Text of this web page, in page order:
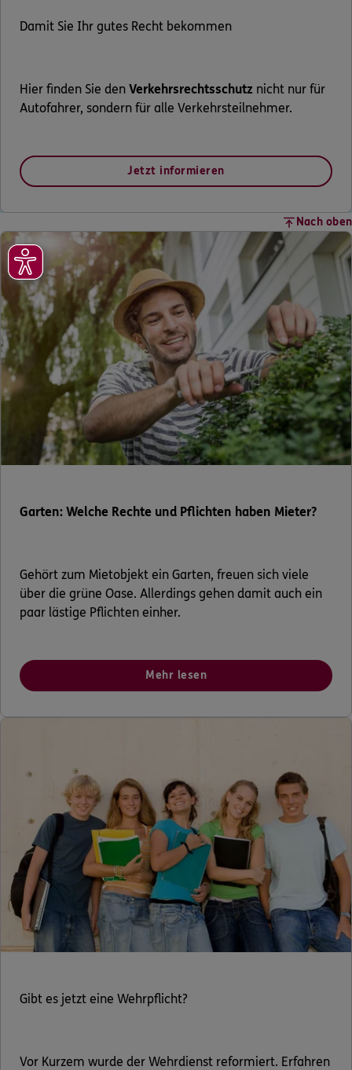
Damit Sie Ihr gutes Recht bekommen
Hier finden Sie den Verkehrsrechtsschutz nicht nur für
Autofahrer, sondern für alle Verkehrsteilnehmer.
Jetzt informieren
Nach oben
Garten: Welche Rechte und Pflichten haben Mieter?
Gehört zum Mietobjekt ein Garten, freuen sich viele
über die grüne Oase. Allerdings gehen damit auch ein
paar lästige Pflichten einher.
Mehr lesen
Gibt es jetzt eine Wehrpflicht?
Vor Kurzem wurde der Wehrdienst reformiert. Erfahren